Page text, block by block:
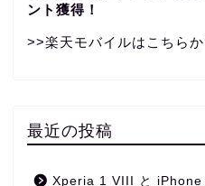
ント獲得！
>>楽天モバイルはこちら
最近の投稿
Xperia 1 VIII と iPhone